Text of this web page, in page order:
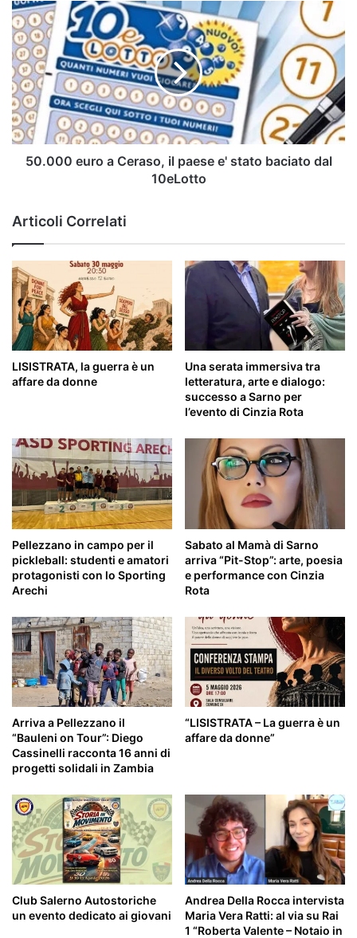
50.000
euro
a
Ceraso,
il
paese
e'
stato
baciato
50.000 euro a Ceraso, il paese e' stato baciato dal
10eLotto
Articoli Correlati
LISISTRATA, la guerra è un
affare da donne
Una serata immersiva tra
letteratura, arte e dialogo:
successo a Sarno per
l’evento di Cinzia Rota
Pellezzano in campo per il
pickleball: studenti e amatori
protagonisti con lo Sporting
Arechi
Sabato al Mamà di Sarno
arriva “Pit-Stop”: arte, poesia
e performance con Cinzia
Rota
Arriva a Pellezzano il
“Bauleni on Tour”: Diego
Cassinelli racconta 16 anni di
progetti solidali in Zambia
“LISISTRATA – La guerra è un
affare da donne”
Club Salerno Autostoriche
un evento dedicato ai giovani
Andrea Della Rocca intervista
Maria Vera Ratti: al via su Rai
1 “Roberta Valente – Notaio in